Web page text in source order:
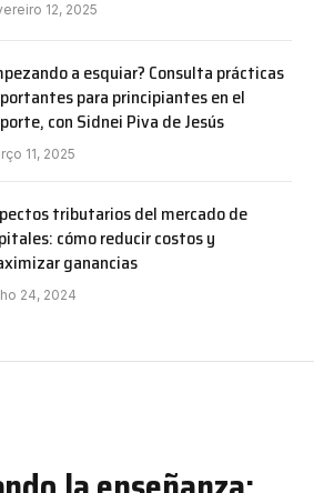
12, 2025
a esquiar? Consulta prácticas
para principiantes en el
con Sidnei Piva de Jesús
11, 2025
tributarios del mercado de
cómo reducir costos y
ganancias
24, 2024